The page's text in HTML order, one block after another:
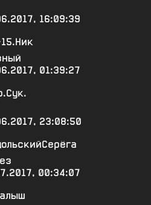
16:09:39
01:39:27
23:08:50
00:34:07